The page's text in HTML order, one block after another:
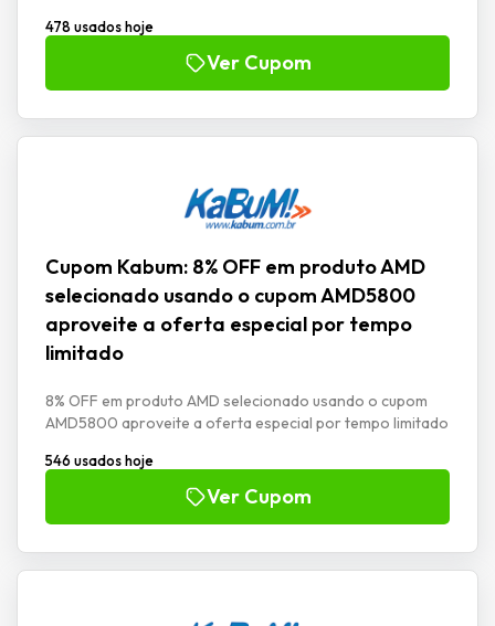
478 usados hoje
Ver Cupom
Cupom Kabum: 8% OFF em produto AMD
selecionado usando o cupom AMD5800
aproveite a oferta especial por tempo
limitado
8% OFF em produto AMD selecionado usando o cupom
AMD5800 aproveite a oferta especial por tempo limitado
546 usados hoje
Ver Cupom